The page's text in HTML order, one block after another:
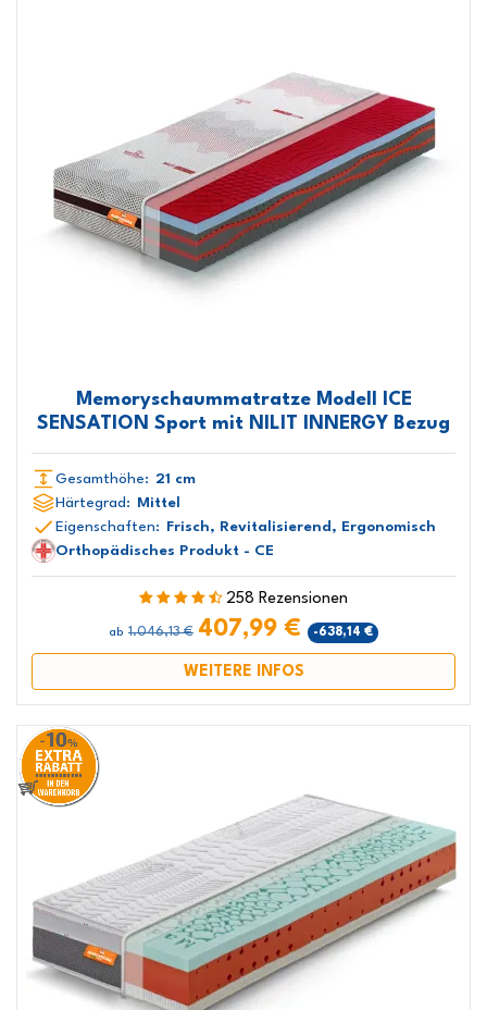
Memoryschaummatratze Modell ICE
SENSATION Sport mit NILIT INNERGY Bezug
Gesamthöhe: 21 cm
Härtegrad: Mittel
Eigenschaften: Frisch, Revitalisierend, Ergonomisch
Orthopädisches Produkt - CE
258 Rezensionen
ab 1.046,13 € 407,99 € -638,14 €
WEITERE INFOS